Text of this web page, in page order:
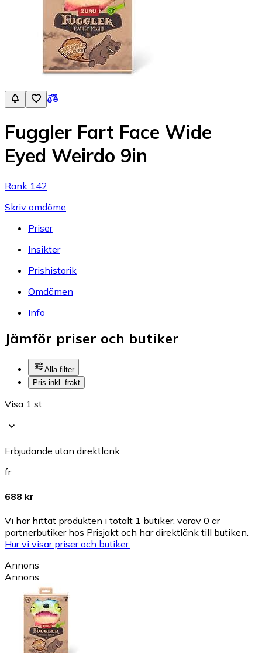
Fuggler Fart Face Wide
Eyed Weirdo 9in
Rank 142
Skriv omdöme
Priser
Insikter
Prishistorik
Omdömen
Info
Jämför priser och butiker
Alla filter
Pris inkl. frakt
Visa 1 st
Erbjudande utan direktlänk
fr.
688 kr
Vi har hittat produkten i totalt 1 butiker, varav 0 är
partnerbutiker hos Prisjakt och har direktlänk till butiken.
Hur vi visar priser och butiker.
Annons
Annons